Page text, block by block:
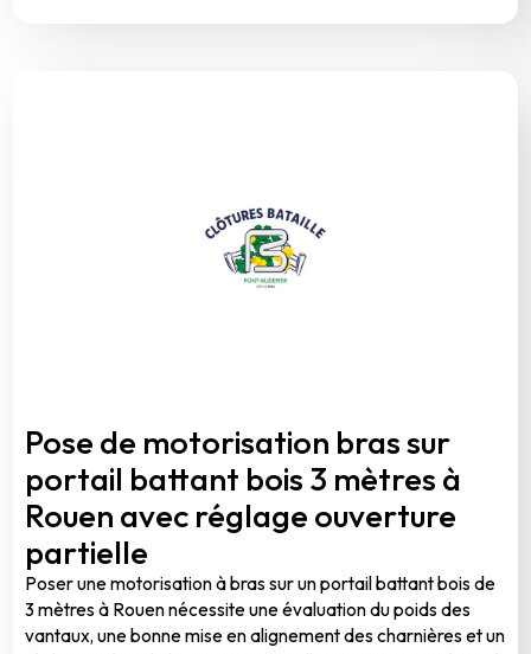
Pose de motorisation bras sur
portail battant bois 3 mètres à
Rouen avec réglage ouverture
partielle
Poser une motorisation à bras sur un portail battant bois de
3 mètres à Rouen nécessite une évaluation du poids des
vantaux, une bonne mise en alignement des charnières et un